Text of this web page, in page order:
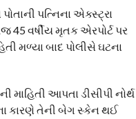
પત્નિના એક્સ્ટ્રા
વર્ષીય મૃતક એરપોર્ટ પર
મળ્યા બાદ પોલીસે ઘટના
આપતા ડીસીપી નોર્થ
કારણે તેની બેગ સ્કેન થઈ